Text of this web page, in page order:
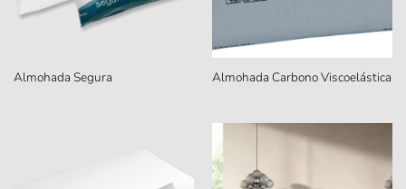
Almohada Segura Almohada Carbono Viscoelástica